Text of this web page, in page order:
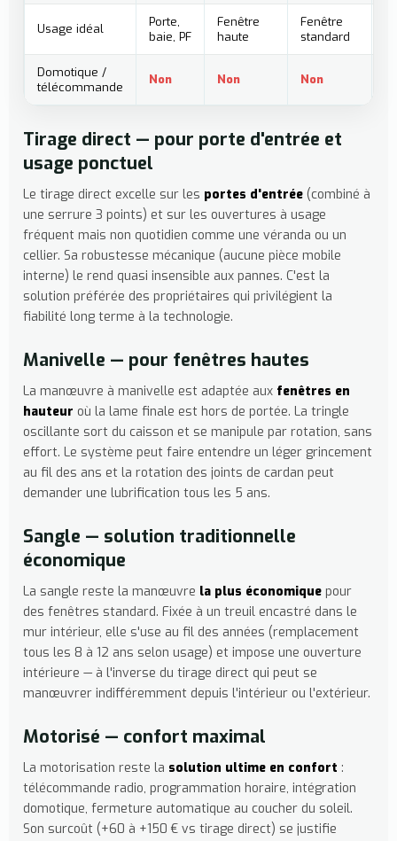
Usage idéal
Porte,
baie, PF
Fenêtre
haute
Fenêtre
standard
Domotique /
télécommande
Non Non Non
Tirage direct — pour porte d'entrée et
usage ponctuel
Le tirage direct excelle sur les portes d'entrée (combiné à
une serrure 3 points) et sur les ouvertures à usage
fréquent mais non quotidien comme une véranda ou un
cellier. Sa robustesse mécanique (aucune pièce mobile
interne) le rend quasi insensible aux pannes. C'est la
solution préférée des propriétaires qui privilégient la
fiabilité long terme à la technologie.
Manivelle — pour fenêtres hautes
La manœuvre à manivelle est adaptée aux fenêtres en
hauteur où la lame finale est hors de portée. La tringle
oscillante sort du caisson et se manipule par rotation, sans
effort. Le système peut faire entendre un léger grincement
au fil des ans et la rotation des joints de cardan peut
demander une lubrification tous les 5 ans.
Sangle — solution traditionnelle
économique
La sangle reste la manœuvre la plus économique pour
des fenêtres standard. Fixée à un treuil encastré dans le
mur intérieur, elle s'use au fil des années (remplacement
tous les 8 à 12 ans selon usage) et impose une ouverture
intérieure — à l'inverse du tirage direct qui peut se
manœuvrer indifféremment depuis l'intérieur ou l'extérieur.
Motorisé — confort maximal
La motorisation reste la solution ultime en confort :
télécommande radio, programmation horaire, intégration
domotique, fermeture automatique au coucher du soleil.
Son surcoût (+60 à +150 € vs tirage direct) se justifie